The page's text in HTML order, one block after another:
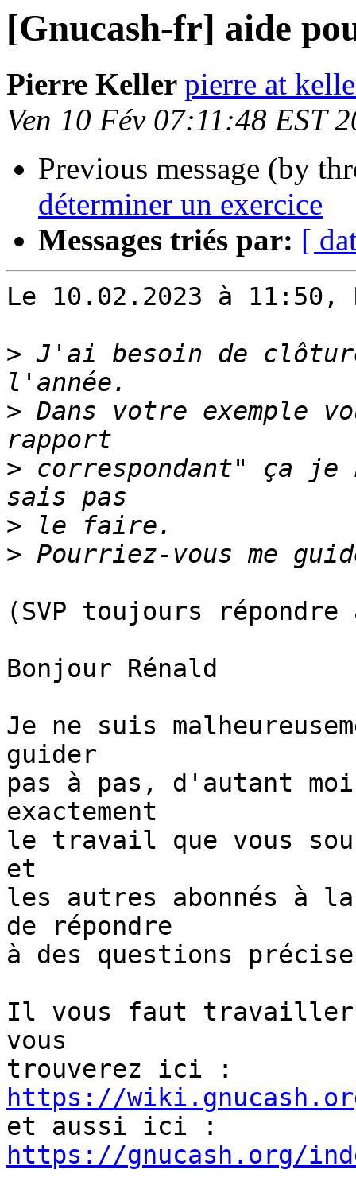
[Gnucash-fr] aide
Pierre Keller pierre at
Ven 10 Fév 07:11:48 EST
Previous message (by
déterminer un exercice
Messages triés par: [
Le 10.02.2023 à 11:50,
> J'ai besoin de
> Dans votre exemple
> correspondant" ça je
>
>
(SVP toujours
Bonjour Rénald
Je ne suis
guider
pas à pas, d'autant
exactement
le travail que vous
et
les autres abonnés à
de répondre
à des questions
Il vous faut travailler
vous
https://
https://gnucash.org/